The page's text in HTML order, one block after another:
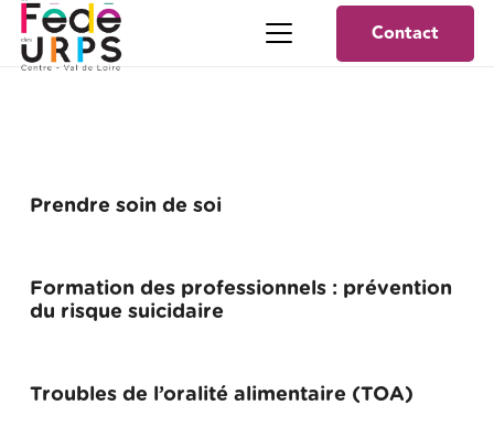
Contact
Prendre soin de soi
Formation des professionnels : prévention
du risque suicidaire
Troubles de l’oralité alimentaire (TOA)